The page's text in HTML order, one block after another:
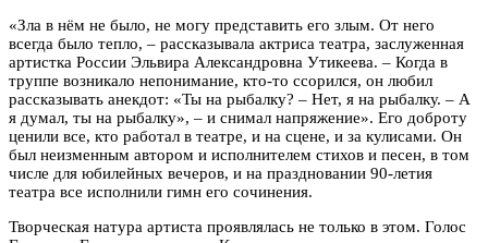
«Зла в нём не было, не могу представить его злым. От него
всегда было тепло, – рассказывала актриса театра, заслуженная
артистка России Эльвира Александровна Утикеева. – Когда в
труппе возникало непонимание, кто-то ссорился, он любил
рассказывать анекдот: «Ты на рыбалку? – Нет, я на рыбалку. – А
я думал, ты на рыбалку», – и снимал напряжение». Его доброту
ценили все, кто работал в театре, и на сцене, и за кулисами. Он
был неизменным автором и исполнителем стихов и песен, в том
числе для юбилейных вечеров, и на праздновании 90-летия
театра все исполнили гимн его сочинения.
Творческая натура артиста проявлялась не только в этом. Голос